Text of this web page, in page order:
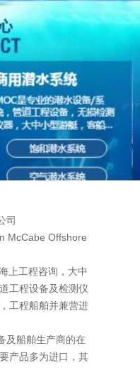
司
McCabe Offshore
工程咨询，大中
工程设备及检测仪
工程船舶并兼营进
船舶生产商的在
产品多为进口，其